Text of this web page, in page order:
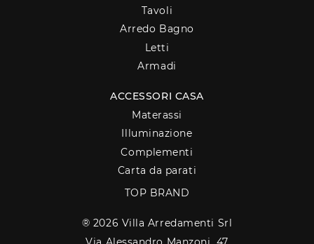
Tavoli
Arredo Bagno
Letti
Armadi
ACCESSORI CASA
Materassi
Illuminazione
Complementi
Carta da parati
TOP BRAND
® 2026 Villa Arredamenti Srl